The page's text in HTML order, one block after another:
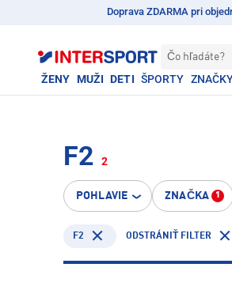
Doprava ZDARMA pri
Čo hľadáte?
ŽENY MUŽI DETI ŠPORTY
F2 2
POHLAVIE ZNAČKA 1
F2 ODSTRÁNIŤ FILTER